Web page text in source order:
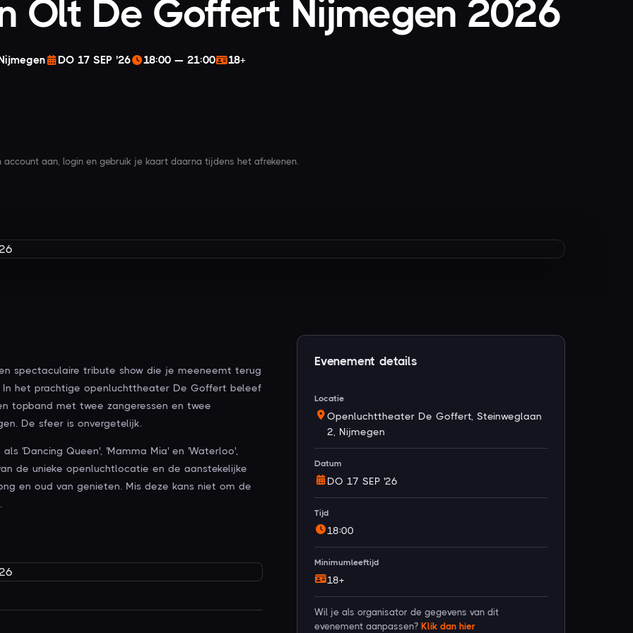
Olt De Goffert Nijmegen 2026
DO 17 SEP '26 18:00 — 21:00 18+
aan, login en gebruik je kaart daarna tijdens het afrekenen.
spectaculaire tribute show die je meeneemt terug
In het prachtige openluchttheater De Goffert beleef
topband met twee zangeressen en twee
De sfeer is onvergetelijk.
'Dancing Queen', 'Mamma Mia' en 'Waterloo',
de unieke openluchtlocatie en de aanstekelijke
en oud van genieten. Mis deze kans niet om de
Evenement details
Locatie
Openluchttheater De Goffert, Steinweglaan
2, Nijmegen
Datum
DO 17 SEP '26
Tijd
18:00
Minimumleeftijd
18+
Wil je als organisator de gegevens van dit
evenement aanpassen? Klik dan hier